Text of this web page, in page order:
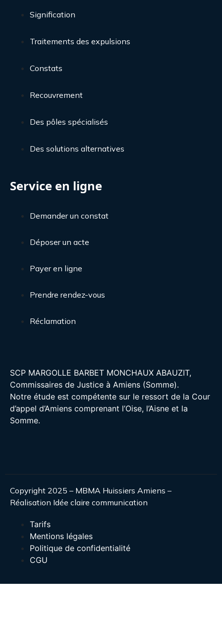
Signification
Traitements des expulsions
Constats
Recouvrement
Des pôles spécialisés
Des solutions alternatives
Service en ligne
Demander un constat
Déposer un acte
Payer en ligne
Prendre rendez-vous
Réclamation
SCP MARGOLLE BARBET MONCHAUX ABAUZIT,
Commissaires de Justice à Amiens (Somme).
Notre étude est compétente sur le ressort de la Cour
d’appel d’Amiens comprenant l’Oise, l’Aisne et la
Somme.
Copyright 2025 – MBMA Huissiers Amiens –
Réalisation Idée claire communication
Tarifs
Mentions légales
Politique de confidentialité
CGU